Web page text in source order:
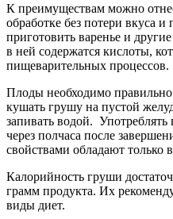
К преимуществам можно
обработке без потери вкуса
приготовить варенье и
в ней содержатся кислоты,
пищеварительных процессов.
Плоды необходимо
кушать грушу на пустой
запивать водой.
через полчаса после
свойствами обладают только
Калорийность груши
грамм продукта. Их
виды диет.